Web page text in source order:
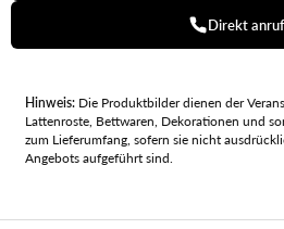
Direkt
Hinweis: Die Produktbilder dienen der
Lattenroste, Bettwaren, Dekorationen und
zum Lieferumfang, sofern sie nicht
Angebots aufgeführt sind.